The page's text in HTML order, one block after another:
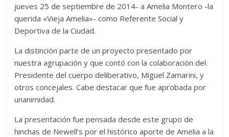
jueves 25 de septiembre de 2014- a Amelia Montero -la
querida «Vieja Amelia»- como Referente Social y
Deportiva de la Ciudad.
La distinción parte de un proyecto presentado por
nuestra agrupación y que contó con la colaboración del
Presidente del cuerpo deliberativo, Miguel Zamarini, y
otros concejales. Cabe destacar que fue aprobada por
unanimidad.
La presentación fue pensada desde este grupo de
hinchas de Newell’s por el histórico aporte de Amelia a la